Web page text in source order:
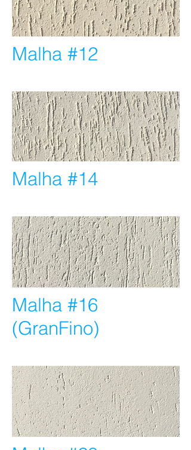
Malha #12
Malha #14
Malha #16
(GranFino)